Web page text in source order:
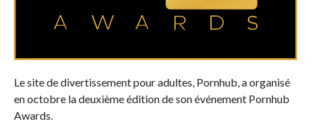
Le site de divertissement pour adultes, Pornhub, a organisé
en octobre la deuxième édition de son événement Pornhub
Awards.